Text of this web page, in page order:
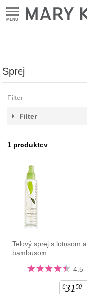
MENU
Sprej
Filter
Filter
1 produktov
Telový sprej s lotosom a
bambusom
4.5
€3150